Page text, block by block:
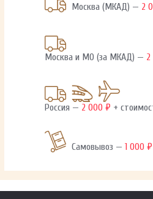
Москва (МКАД) — 2
Москва и МО (за МКАД) —
Россия — 2 000 ₽ +
Самовывоз —1 000 ₽